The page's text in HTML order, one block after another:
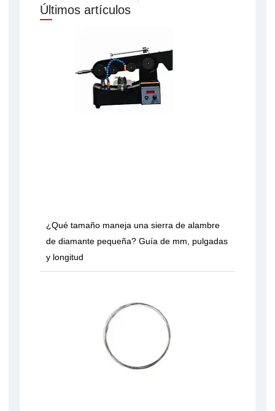
Últimos artículos
¿Qué tamaño maneja una sierra de alambre
de diamante pequeña? Guía de mm, pulgadas
y longitud